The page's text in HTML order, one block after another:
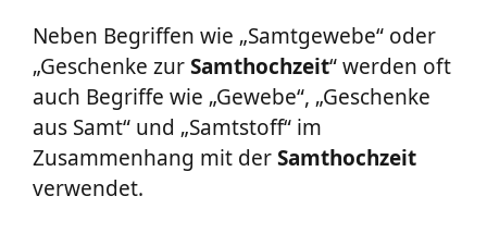
Neben Begriffen wie „Samtgewebe“ oder
„Geschenke zurSamthochzeit“ werden oft
auch Begriffe wie „Gewebe“, „Geschenke
aus Samt“ und „Samtstoff“ im
Zusammenhang mit derSamthochzeit
verwendet.